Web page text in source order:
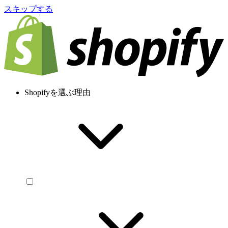
スキップする
Shopifyを選ぶ理由